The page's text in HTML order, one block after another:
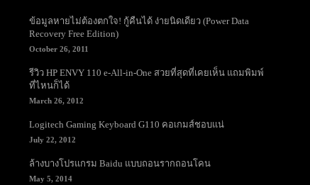
ข้อมูลหายไม่ต้องตกใจ! กู้คืนได้ ง่ายนิดเดียว (Power Data
Recovery Free Edition)
October 26, 2011
รีวิว HP ENVY 110 e-All-in-One สวยที่สุดที่เคยเห็น แถมพิมพ์
ที่ไหนก็ได้
March 26, 2012
Logitech Gaming Keyboard G110 คอเกมส์ชอบแน่
July 22, 2012
ล้างบางโปรแกรม Baidu แบบถอนรากถอนโคน
May 5, 2014